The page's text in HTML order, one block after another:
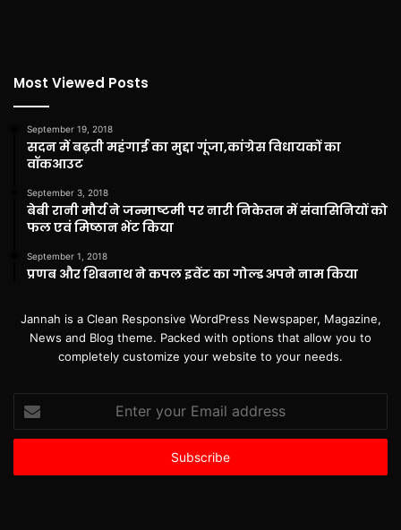
Most Viewed Posts
September 19, 2018
सदन में बढ़ती महंगाई का मुद्दा गूंजा,कांग्रेस विधायकों का
वॉकआउट
September 3, 2018
बेबी रानी मौर्य ने जन्माष्टमी पर नारी निकेतन में संवासिनियों को
फल एवं मिष्ठान भेंट किया
September 1, 2018
प्रणब और शिबनाथ ने कपल इवेंट का गोल्ड अपने नाम किया
Jannah is a Clean Responsive WordPress Newspaper, Magazine,
News and Blog theme. Packed with options that allow you to
completely customize your website to your needs.
Enter
your
Email